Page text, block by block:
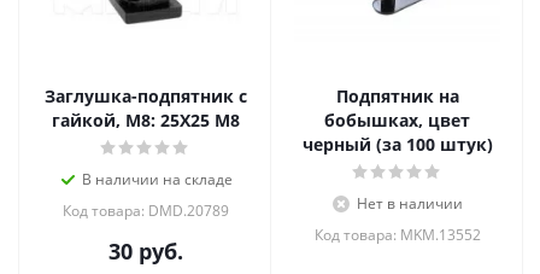
Заглушка-подпятник с
гайкой, М8: 25Х25 M8
В наличии на складе
Код товара: DMD.20789
30руб.
Подпятник на
бобышках, цвет
черный (за 100 штук)
Нет в наличии
Код товара: MKM.13552